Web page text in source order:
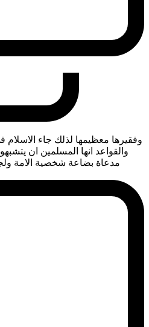
وفقيرها معظيمها لذلك جاء
والقواعد انها المسلمين ان
مدعاة بضاعة شخصية الامة